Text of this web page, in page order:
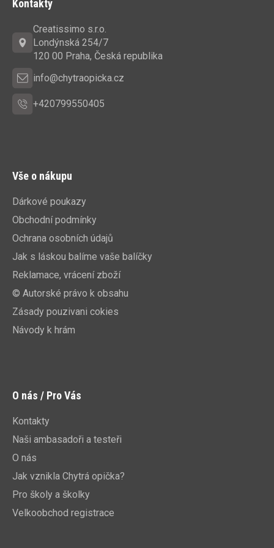
Kontakty
Creatissimo s.r.o.
Londýnská 254/7
120 00 Praha, Česká republika
info@chytraopicka.cz
+420799550405
Vše o nákupu
Dárkové poukazy
Obchodní podmínky
Ochrana osobních údajů
Jak s láskou balíme vaše balíčky
Reklamace, vrácení zboží
© Autorské právo k obsahu
Zásady pouzivani cokies
Návody k hrám
O nás / Pro Vás
Kontakty
Naši ambasadoři a testeři
O nás
Jak vznikla Chytrá opička?
Pro školy a školky
Velkoobchod registrace